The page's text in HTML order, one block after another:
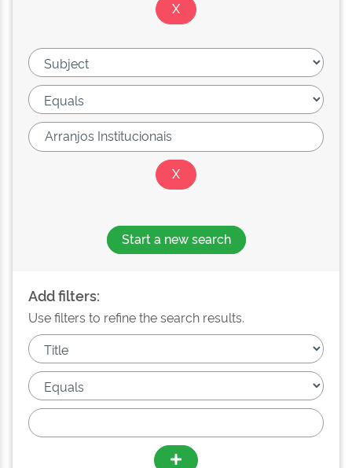
Start a new search
Add filters:
Use filters to refine the search results.